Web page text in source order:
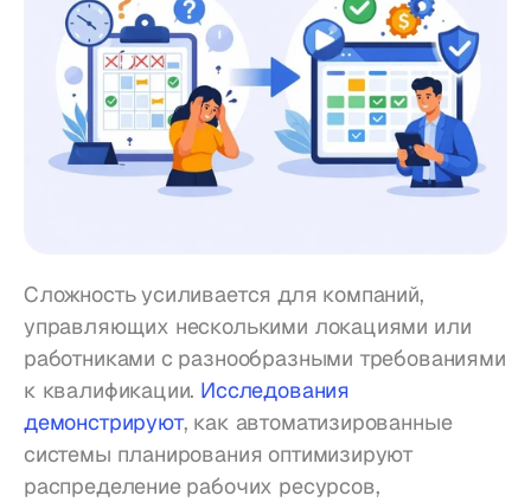
Сложность усиливается для компаний,
управляющих несколькими локациями или
работниками с разнообразными требованиями
к квалификации. Исследования
демонстрируют, как автоматизированные
системы планирования оптимизируют
распределение рабочих ресурсов,